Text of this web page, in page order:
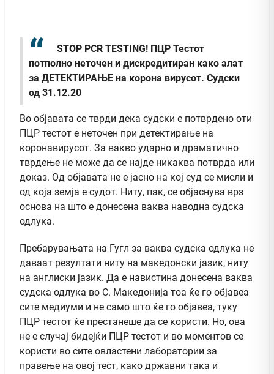
STOP PCR TESTING! ПЦР Тестот
потполно неточен и дискредитиран како алат
за ДЕТЕКТИРАЊЕ на кoрoна вирусoт. Судски
од 31.12.20
Во објавата се тврди дека судски е потврдено оти
ПЦР тестот е неточен при детектирање на
коронавирусот. За вакво ударно и драматично
тврдење не може да се најде никаква потврда или
доказ. Од објавата не е јасно на кој суд се мисли и
од која земја е судот. Ниту, пак, се објаснува врз
основа на што е донесена ваква наводна судска
одлука.
Пребарувањата на Гугл за ваква судска одлука не
даваат резултати ниту на македонски јазик, ниту
на англиски јазик. Да е навистина донесена ваква
судска одлука во С. Македонија тоа ќе го објавеа
сите медиуми и не само што ќе го објавеа, туку
ПЦР тестот ќе престанеше да се користи. Но, ова
не е случај бидејќи ПЦР тестот и во моментов се
користи во сите овластени лаборатории за
правење на овој тест, како државни така и